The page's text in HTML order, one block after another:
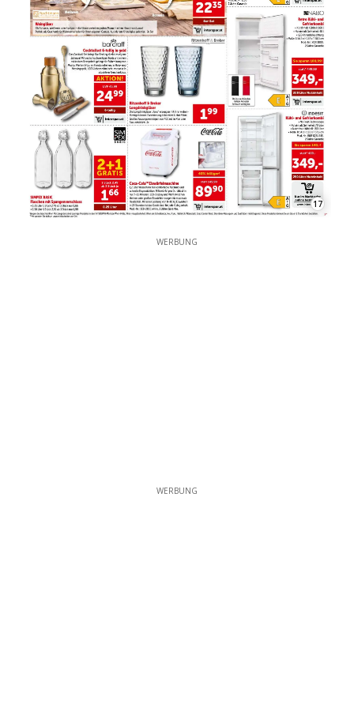
17
WERBUNG
WERBUNG